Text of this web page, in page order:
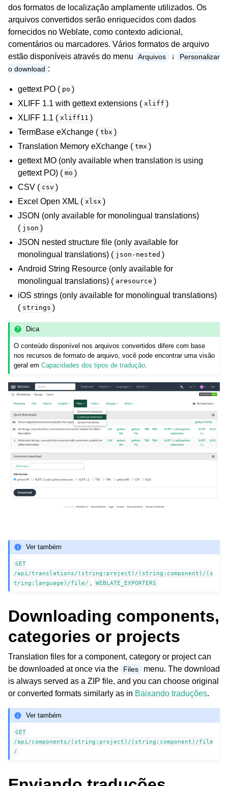
navigation of Instruções de configuração
dos formatos de localização amplamente utilizados. Os
arquivos convertidos serão enriquecidos com dados
fornecidos no Weblate, como contexto adicional,
comentários ou marcadores. Vários formatos de arquivo
estão disponíveis através do menu
Arquivos ↓
Personalizar
o download :
gettext PO ( po )
XLIFF 1.1 with gettext extensions ( xliff )
XLIFF 1.1 ( xliff11 )
TermBase eXchange ( tbx )
Translation Memory eXchange ( tmx )
gettext MO (only available when translation is using
gettext PO) ( mo )
CSV ( csv )
Excel Open XML ( xlsx )
JSON (only available for monolingual translations)
( json )
JSON nested structure file (only available for
monolingual translations) ( json-nested )
Android String Resource (only available for
monolingual translations) ( aresource )
iOS strings (only available for monolingual translations)
( strings )
Dica
O conteúdo disponível nos arquivos convertidos difere com base
nos recursos de formato de arquivo, você pode encontrar uma visão
geral emCapacidades dos tipos de tradução
Ver também
GET
/api/translations/(string:project)/(string:component)/(s
tring:language)/file/ , WEBLATE_EXPORTERS
Downloading components,
categories or projects
Translation files for a component, category or project can
be downloaded at once via the
Files menu. The download
is always served as a ZIP file, and you can choose original
or converted formats similarly as in Baixando traduções.
Ver também
GET
/api/components/(string:project)/(string:component)/file
/